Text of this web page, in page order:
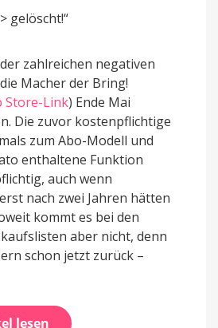
gelöscht!“
zahlreichen negativen
Macher der Bring!
Store-Link) Ende Mai
Die zuvor kostenpflichtige
zum Abo-Modell und
enthaltene Funktion
auch wenn
nach zwei Jahren hätten
kommt es bei den
aber nicht, denn
schon jetzt zurück –
lesen